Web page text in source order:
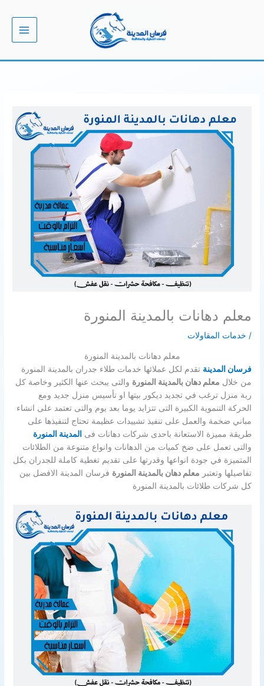
معلم دهانات بالمدينة المنورة
/ خدمات المقاولات
معلم دهانات بالمدينة المنورة
فرسان المدينة تقدم لكل عملائها خدمات طلاء جدران بالمدينة المنورة
من خلال معلم دهان بالمدينة المنورة والتى يبحث عنها الكثير وخاصة كل
ربة منزل ترغب في تجديد ديكور بيتها او تأسيس منزل جديد ومع
الحركة التنموية الكبيرة التى تتزايد يوما بعد يوم والتى تعتمد على انشاء
مباني ضخمة والعمل على تنفيذ تشييدات عظيمة تحتاج لتنفيذها على
طريقة مميزة الاستعانة باحدى شركات دهانات فىالمدينة المنورة
والتى تعمل على ضخ كميات من الدهانات وانواع متنوعة من الطلائات
المتميزة في جودة انواعها وقدرتها على تقديم تغطية كاملة للجدران بكل
تفاصيلها وتعتبر معلم دهان بالمدينة المنورة فرسان المدينة الافضل بين
كل شركات طلائات بالمدينة المنورة